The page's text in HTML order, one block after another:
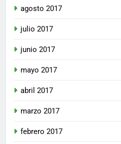
agosto 2017
julio 2017
junio 2017
mayo 2017
abril 2017
marzo 2017
febrero 2017